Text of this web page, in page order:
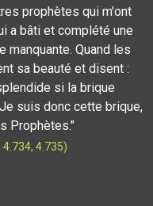
prophètes qui m'ont
a bâti et complété une
manquante. Quand les
sa beauté et disent :
si la brique
suis donc cette brique,
Prophètes."
4.735)